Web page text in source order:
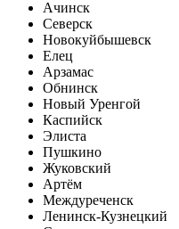
Ачинск
Северск
Новокуйбышевск
Елец
Арзамас
Обнинск
Новый Уренгой
Каспийск
Элиста
Пушкино
Жуковский
Артём
Междуреченск
Ленинск-Кузнецкий